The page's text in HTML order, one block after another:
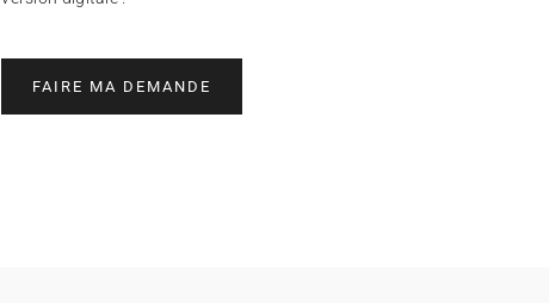
FAIRE MA DEMANDE